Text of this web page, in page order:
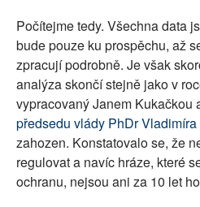
Počítejme tedy. Všechna data
bude pouze ku prospěchu, až
zpracují podrobně. Je však
analýza skončí stejně jako v
vypracovaný Janem Kukačkou
předsedu vlády PhDr
zahozen. Konstatovalo se, že
regulovat a navíc hráze, které
ochranu, nejsou ani za 10 let